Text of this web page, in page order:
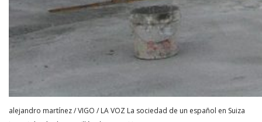
alejandro martínez / VIGO / LA VOZ La sociedad de un español en Suiza